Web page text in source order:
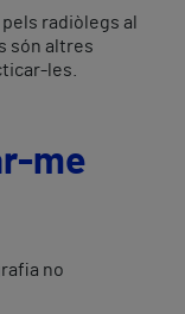
radiòlegs al
són altres
les.
me
no